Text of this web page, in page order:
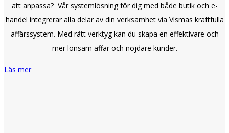
att anpassa? Vår systemlösning för dig med både butik och e-
handel integrerar alla delar av din verksamhet via Vismas kraftfulla
affärssystem. Med rätt verktyg kan du skapa en effektivare och
mer lönsam affär och nöjdare kunder.
Läs mer